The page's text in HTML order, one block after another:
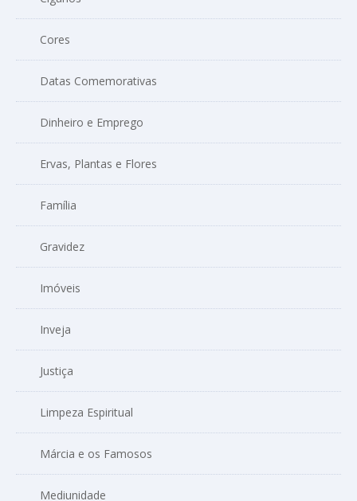
Cores
Datas Comemorativas
Dinheiro e Emprego
Ervas, Plantas e Flores
Família
Gravidez
Imóveis
Inveja
Justiça
Limpeza Espiritual
Márcia e os Famosos
Mediunidade